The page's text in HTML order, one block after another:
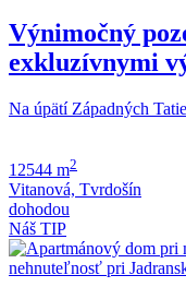
Výnimočný
exkluzívnymi
Na úpätí Západných
12544 m2
Vitanová, Tvrdošín
dohodou
Náš TIP